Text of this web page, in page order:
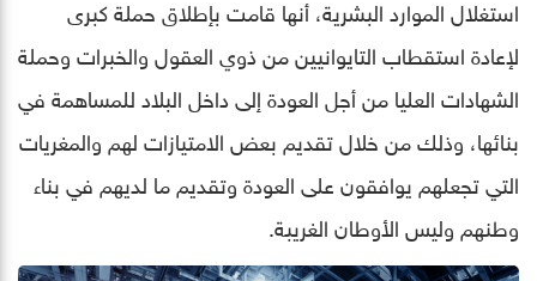
استغلال الموارد البشرية، أنها قامت بإطلاق حملة كبرى
لإعادة استقطاب التايوانيين من ذوي العقول والخبرات وحملة
الشهادات العليا من أجل العودة إلى داخل البلاد للمساهمة في
بنائها، وذلك من خلال تقديم بعض الامتيازات لهم والمغريات
التي تجعلهم يوافقون على العودة وتقديم ما لديهم في بناء
وطنهم وليس الأوطان الغريبة.